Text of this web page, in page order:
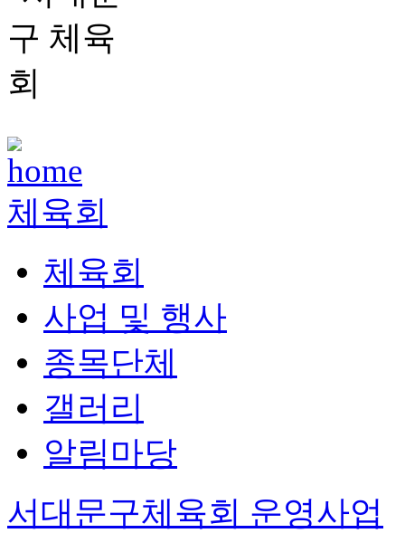
체육회
체육회
사업 및 행사
종목단체
갤러리
알림마당
서대문구체육회 운영사업